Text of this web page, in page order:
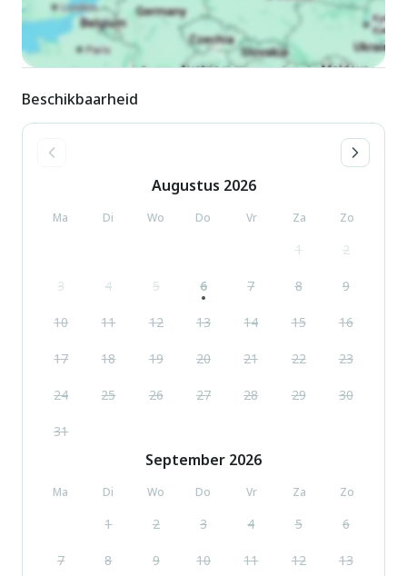
Beschikbaarheid
Augustus 2026
Ma Di Wo Do Vr Za Zo
1 2
3 4 5 6 7 8 9
10 11 12 13 14 15 16
17 18 19 20 21 22 23
24 25 26 27 28 29 30
31
September 2026
Ma Di Wo Do Vr Za Zo
1 2 3 4 5 6
7 8 9 10 11 12 13